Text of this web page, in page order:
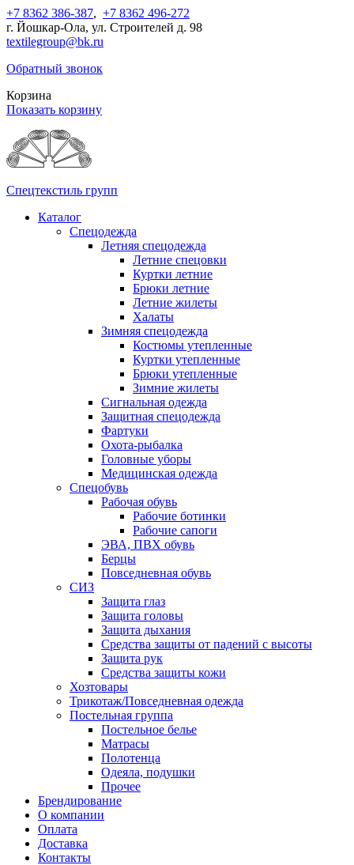
+7 8362 386-387, +7 8362 496-272
г. Йошкар-Ола, ул. Строителей д. 98
textilegroup@bk.ru
Обратный звонок
Корзина
Показать корзину
Спецтекстиль групп
Каталог
Спецодежда
Летняя спецодежда
Летние спецовки
Куртки летние
Брюки летние
Летние жилеты
Халаты
Зимняя спецодежда
Костюмы утепленные
Куртки утепленные
Брюки утепленные
Зимние жилеты
Сигнальная одежда
Защитная спецодежда
Фартуки
Охота-рыбалка
Головные уборы
Медицинская одежда
Спецобувь
Рабочая обувь
Рабочие ботинки
Рабочие сапоги
ЭВА, ПВХ обувь
Берцы
Повседневная обувь
СИЗ
Защита глаз
Защита головы
Защита дыхания
Средства защиты от падений с высоты
Защита рук
Средства защиты кожи
Хозтовары
Трикотаж/Повседневная одежда
Постельная группа
Постельное белье
Матрасы
Полотенца
Одеяла, подушки
Прочее
Брендирование
О компании
Оплата
Доставка
Контакты